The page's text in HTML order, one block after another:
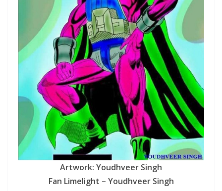
Artwork: Youdhveer Singh
Fan Limelight – Youdhveer Singh